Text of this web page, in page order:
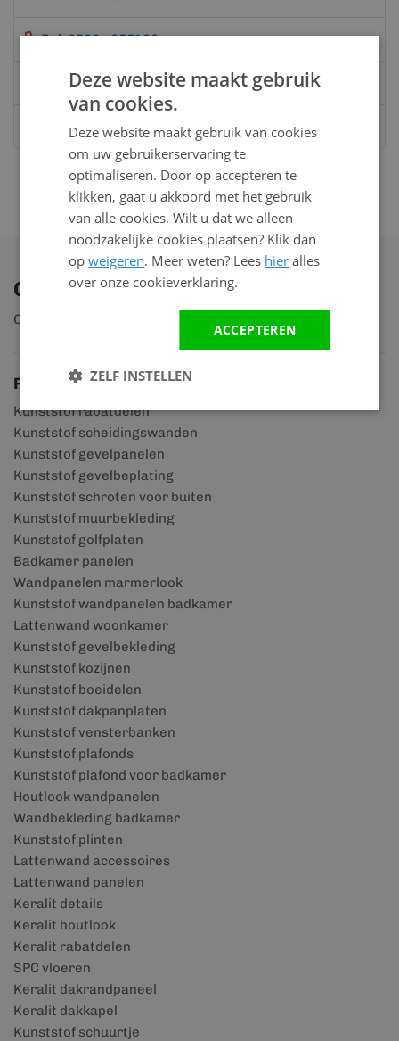
Bel:0528 - 355190
Mailinfo@kunststofbouwmateriaal.nl
Stuur ons een bericht opWhatsapp
Ontdek ons assortiment
Ontdek ruim 2.000 producten
Productgroepen
Kunststof rabatdelen
Kunststof scheidingswanden
Kunststof gevelpanelen
Kunststof gevelbeplating
Kunststof schroten voor buiten
Kunststof muurbekleding
Kunststof golfplaten
Badkamer panelen
Wandpanelen marmerlook
Kunststof wandpanelen badkamer
Lattenwand woonkamer
Kunststof gevelbekleding
Kunststof kozijnen
Kunststof boeidelen
Kunststof dakpanplaten
Kunststof vensterbanken
Kunststof plafonds
Kunststof plafond voor badkamer
Houtlook wandpanelen
Wandbekleding badkamer
Kunststof plinten
Lattenwand accessoires
Lattenwand panelen
Keralit details
Keralit houtlook
Keralit rabatdelen
SPC vloeren
Keralit dakrandpaneel
Keralit dakkapel
Kunststof schuurtje
Deze website maakt gebruik
van cookies.
Deze website maakt gebruik van cookies
om uw gebruikerservaring te
optimaliseren. Door op accepteren te
klikken, gaat u akkoord met het gebruik
van alle cookies. Wilt u dat we alleen
noodzakelijke cookies plaatsen? Klik dan
opweigeren. Meer weten? Lees hier alles
over onze cookieverklaring.
ACCEPTEREN
ZELF INSTELLEN